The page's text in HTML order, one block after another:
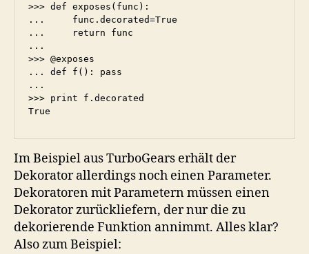
>>> def exposes(func):
...	func.decorated=True
...	return func
...
>>> @exposes
... def f(): pass
...
>>> print f.decorated
Im Beispiel aus TurboGears erhält der
Dekorator allerdings noch einen Parameter.
Dekoratoren mit Parametern müssen einen
Dekorator zurückliefern, der nur die zu
dekorierende Funktion annimmt. Alles klar?
Also zum Beispiel: